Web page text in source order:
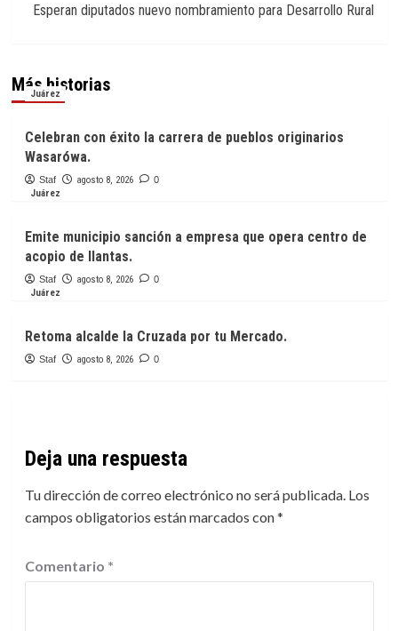
Esperan diputados nuevo nombramiento para Desarrollo Rural
Más historias
Juárez
Celebran con éxito la carrera de pueblos originarios
Wasarówa.
Staf agosto 8, 2026 0
Juárez
Emite municipio sanción a empresa que opera centro de
acopio de llantas.
Staf agosto 8, 2026 0
Juárez
Retoma alcalde la Cruzada por tu Mercado.
Staf agosto 8, 2026 0
Deja una respuesta
Tu dirección de correo electrónico no será publicada. Los
campos obligatorios están marcados con*
Comentario *